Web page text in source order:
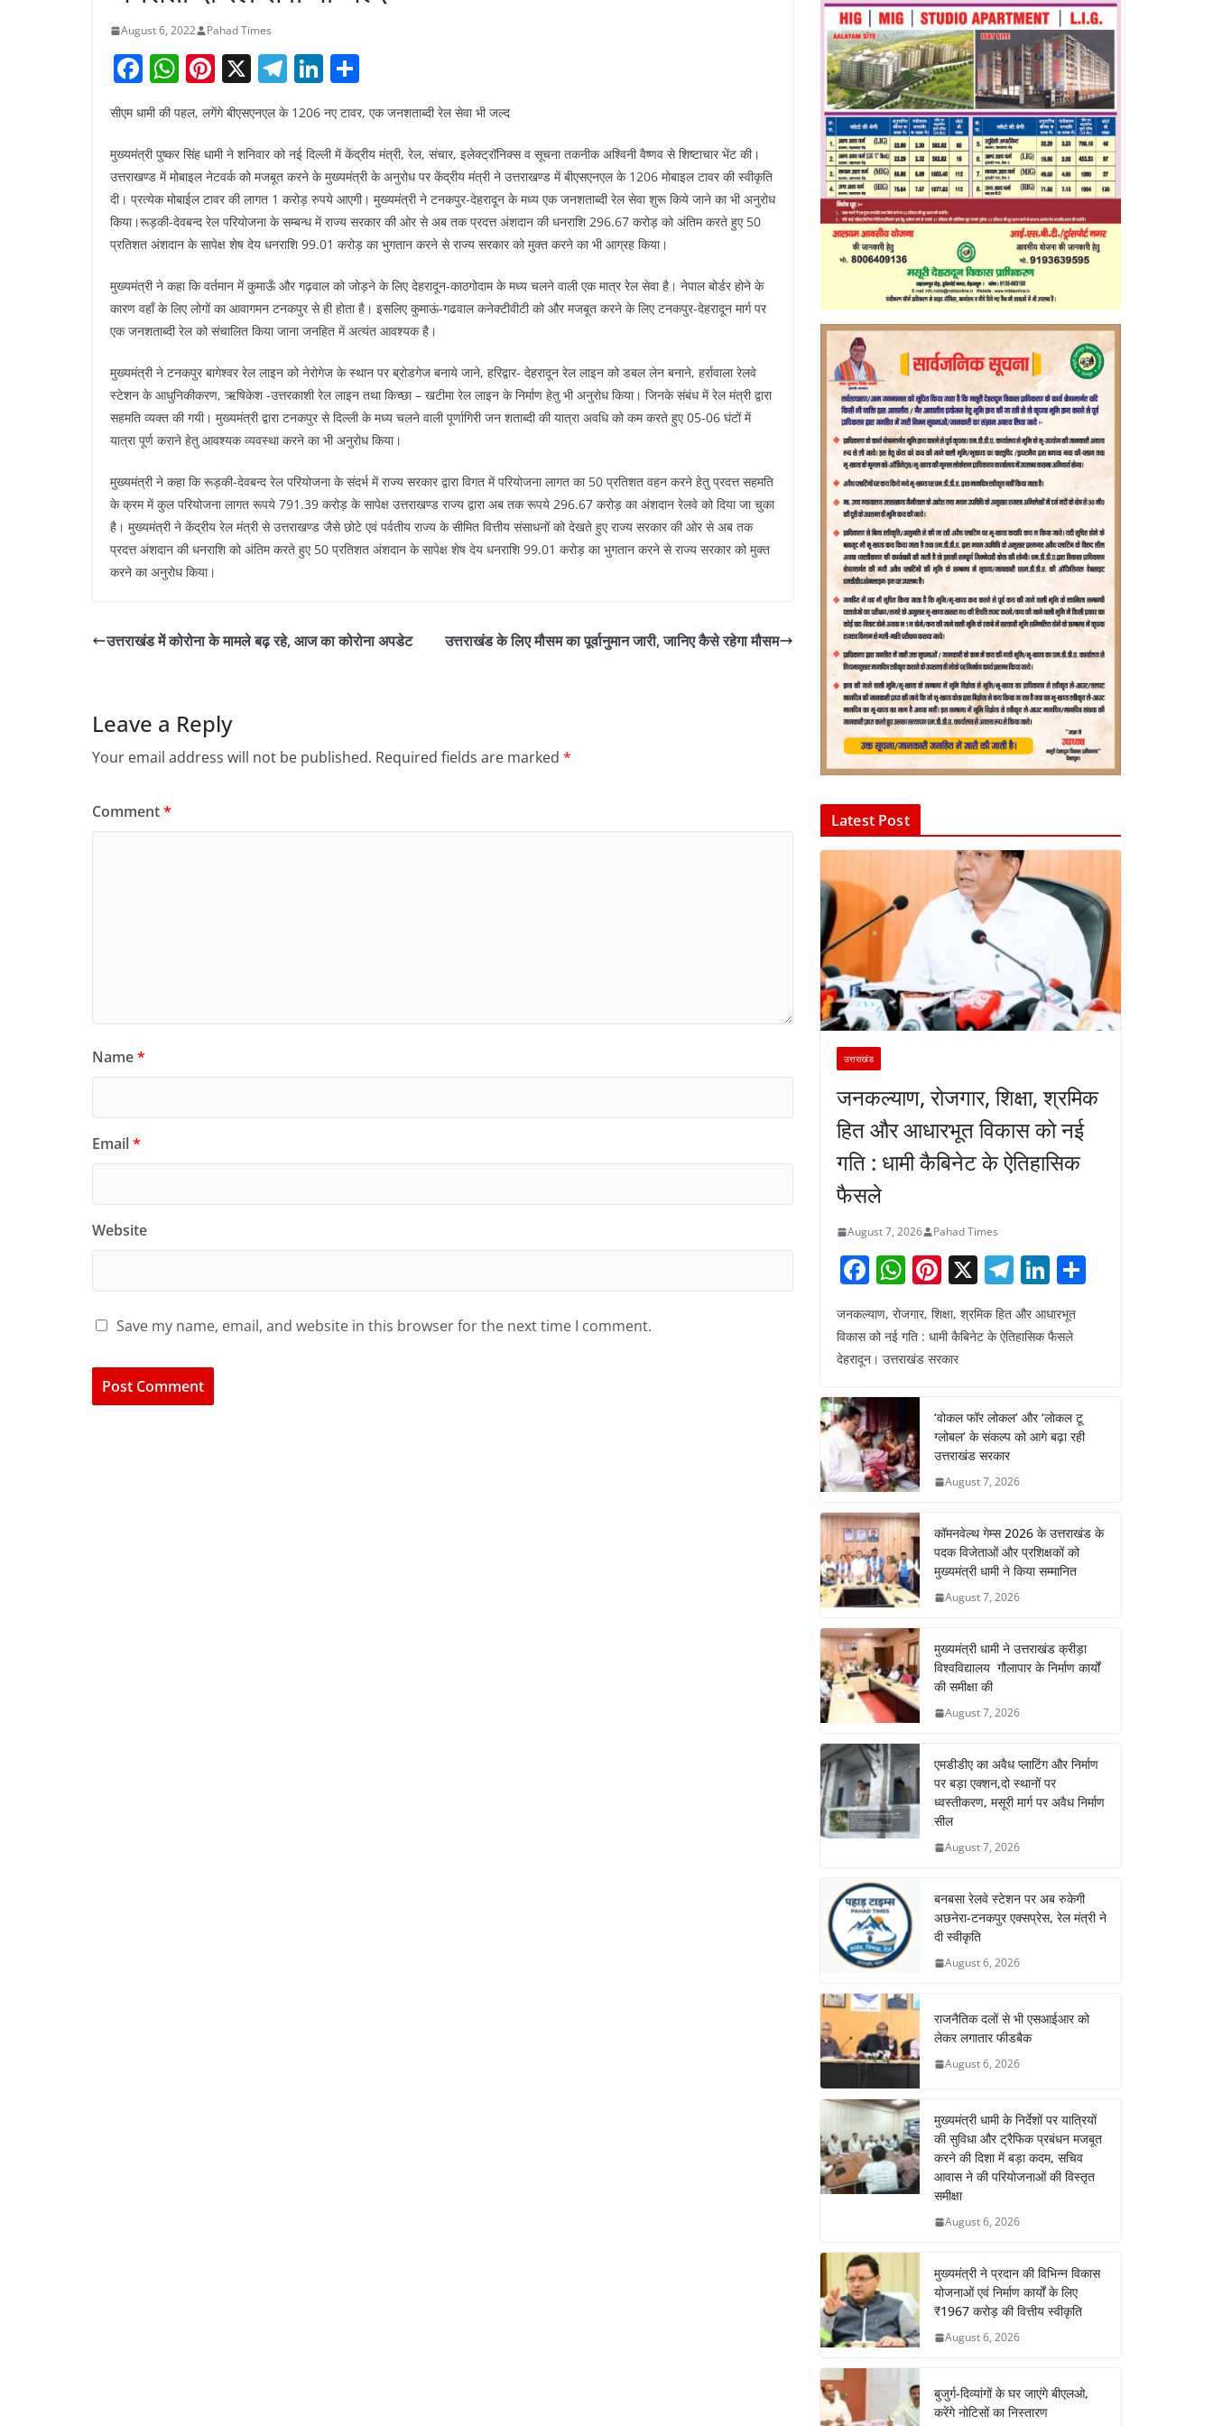
August 6, 2022 Pahad Times
F
a
c
e
b
o
o
k
W
at
s
A
p
p
Pi
nt
er
e
st
X T
e
gr
a
m
Li
k
e
dI
n
ar
e
सीएम धामी की पहल, लगेंगे बीएसएनएल के 1206 नए टावर, एक जनशताब्दी रेल सेवा भी जल्द
मुख्यमंत्री पुष्कर सिंह धामी ने शनिवार को नई दिल्ली में केंद्रीय मंत्री, रेल, संचार, इलेक्ट्रॉनिक्स व सूचना तकनीक अश्विनी वैष्णव से शिष्टाचार भेंट की।
उत्तराखण्ड में मोबाइल नेटवर्क को मजबूत करने के मुख्यमंत्री के अनुरोध पर केंद्रीय मंत्री ने उत्तराखण्ड में बीएसएनएल के 1206 मोबाइल टावर की स्वीकृति
दी। प्रत्येक मोबाईल टावर की लागत 1 करोड़ रुपये आएगी। मुख्यमंत्री ने टनकपुर-देहरादून के मध्य एक जनशताब्दी रेल सेवा शुरू किये जाने का भी अनुरोध
किया।रूड़की-देवबन्द रेल परियोजना के सम्बन्ध में राज्य सरकार की ओर से अब तक प्रदत्त अंशदान की धनराशि 296.67 करोड़ को अंतिम करते हुए 50
प्रतिशत अंशदान के सापेक्ष शेष देय धनराशि 99.01 करोड़ का भुगतान करने से राज्य सरकार को मुक्त करने का भी आग्रह किया।
मुख्यमंत्री ने कहा कि वर्तमान में कुमाऊँ और गढ़वाल को जोड़ने के लिए देहरादून-काठगोदाम के मध्य चलने वाली एक मात्र रेल सेवा है। नेपाल बोर्डर होने के
कारण वहाँ के लिए लोगों का आवागमन टनकपुर से ही होता है। इसलिए कुमाऊं-गढवाल कनेक्टीवीटी को और मजबूत करने के लिए टनकपुर-देहरादून मार्ग पर
एक जनशताब्दी रेल को संचालित किया जाना जनहित में अत्यंत आवश्यक है।
मुख्यमंत्री ने टनकपुर बागेश्वर रेल लाइन को नेरोगेज के स्थान पर ब्रोडगेज बनाये जाने, हरिद्वार- देहरादून रेल लाइन को डबल लेन बनाने, हर्रावाला रेलवे
स्टेशन के आधुनिकीकरण, ऋषिकेश -उत्तरकाशी रेल लाइन तथा किच्छा – खटीमा रेल लाइन के निर्माण हेतु भी अनुरोध किया। जिनके संबंध में रेल मंत्री द्वारा
सहमति व्यक्त की गयी। मुख्यमंत्री द्वारा टनकपुर से दिल्ली के मध्य चलने वाली पूर्णागिरी जन शताब्दी की यात्रा अवधि को कम करते हुए 05-06 घंटों में
यात्रा पूर्ण कराने हेतु आवश्यक व्यवस्था करने का भी अनुरोध किया।
मुख्यमंत्री ने कहा कि रूड़की-देवबन्द रेल परियोजना के संदर्भ में राज्य सरकार द्वारा विगत में परियोजना लागत का 50 प्रतिशत वहन करने हेतु प्रदत्त सहमति
के क्रम में कुल परियोजना लागत रूपये 791.39 करोड़ के सापेक्ष उत्तराखण्ड राज्य द्वारा अब तक रूपये 296.67 करोड़ का अंशदान रेलवे को दिया जा चुका
है। मुख्यमंत्री ने केंद्रीय रेल मंत्री से उत्तराखण्ड जैसे छोटे एवं पर्वतीय राज्य के सीमित वित्तीय संसाधनों को देखते हुए राज्य सरकार की ओर से अब तक
प्रदत्त अंशदान की धनराशि को अंतिम करते हुए 50 प्रतिशत अंशदान के सापेक्ष शेष देय धनराशि 99.01 करोड़ का भुगतान करने से राज्य सरकार को मुक्त
करने का अनुरोध किया।
उत्तराखंड में कोरोना के मामले बढ़ रहे, आज का कोरोना अपडेट उत्तराखंड के लिए मौसम का पूर्वानुमान जारी, जानिए कैसे रहेगा मौसम
Leave a Reply
Your email address will not be published. Required fields are marked *
Comment*
Name*
Email*
Website
Save my name, email, and website in this browser for the next time I comment.
Latest Post
उत्तराखंड
जनकल्याण, रोजगार, शिक्षा, श्रमिक
हित और आधारभूत विकास को नई
गति : धामी कैबिनेट के ऐतिहासिक
फैसले
August 7, 2026 Pahad Times
F
c
e
o
o
k
W
at
s
p
Pi
er
e
X T
el
e
m
Li
k
n
जनकल्याण, रोजगार, शिक्षा, श्रमिक हित और आधारभूत
विकास को नई गति : धामी कैबिनेट के ऐतिहासिक फैसले
देहरादून। उत्तराखंड सरकार
‘वोकल फॉर लोकल’ और ‘लोकल टू
ग्लोबल’ के संकल्प को आगे बढ़ा रही
उत्तराखंड सरकार
August 7, 2026
कॉमनवेल्थ गेम्स 2026 के उत्तराखंड के
पदक विजेताओं और प्रशिक्षकों को
मुख्यमंत्री धामी ने किया सम्मानित
August 7, 2026
मुख्यमंत्री धामी ने उत्तराखंड क्रीड़ा
विश्वविद्यालय गौलापार के निर्माण कार्यों
की समीक्षा की
August 7, 2026
एमडीडीए का अवैध प्लाटिंग और निर्माण
पर बड़ा एक्शन,दो स्थानों पर
ध्वस्तीकरण, मसूरी मार्ग पर अवैध निर्माण
सील
August 7, 2026
बनबसा रेलवे स्टेशन पर अब रुकेगी
अछनेरा-टनकपुर एक्सप्रेस, रेल मंत्री ने
दी स्वीकृति
August 6, 2026
राजनैतिक दलों से भी एसआईआर को
लेकर लगातार फीडबैक
August 6, 2026
मुख्यमंत्री धामी के निर्देशों पर यात्रियों
की सुविधा और ट्रैफिक प्रबंधन मजबूत
करने की दिशा में बड़ा कदम, सचिव
आवास ने की परियोजनाओं की विस्तृत
समीक्षा
August 6, 2026
मुख्यमंत्री ने प्रदान की विभिन्न विकास
योजनाओं एवं निर्माण कार्यों के लिए
₹1967 करोड़ की वित्तीय स्वीकृति
August 6, 2026
बुजुर्ग-दिव्यांगों के घर जाएंगे बीएलओ,
करेंगे नोटिसों का निस्तारण